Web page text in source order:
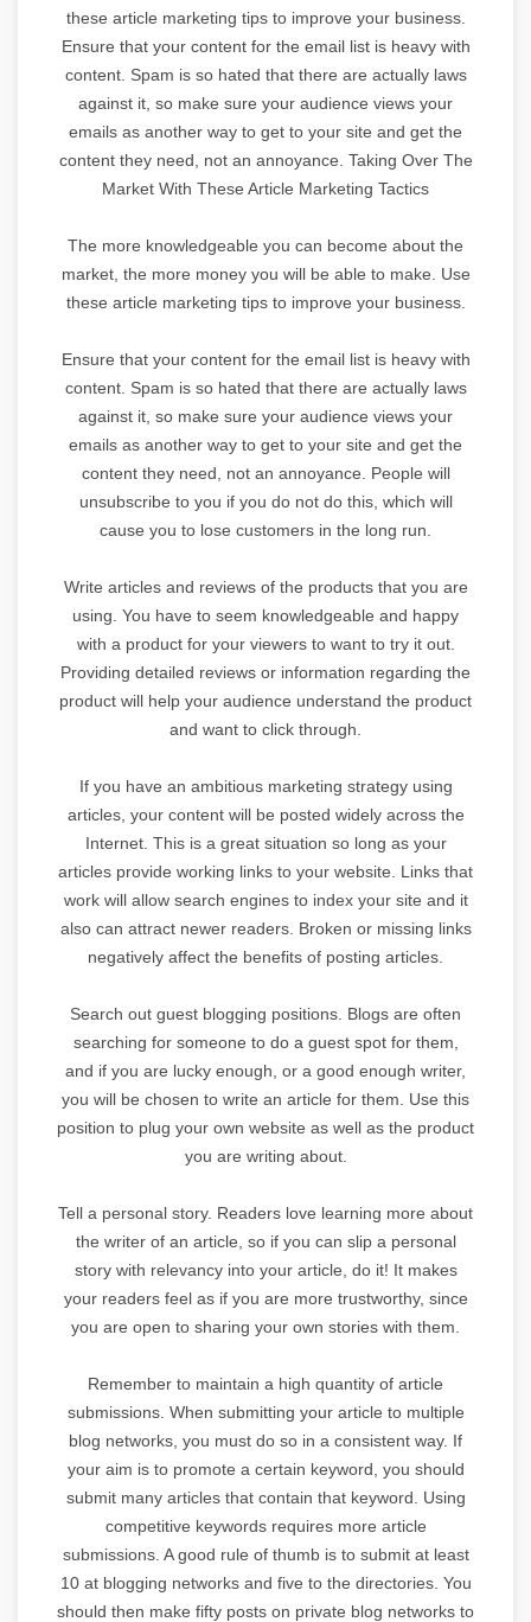
these article marketing tips to improve your business.
Ensure that your content for the email list is heavy with
content. Spam is so hated that there are actually laws
against it, so make sure your audience views your
emails as another way to get to your site and get the
content they need, not an annoyance. Taking Over The
Market With These Article Marketing Tactics
The more knowledgeable you can become about the
market, the more money you will be able to make. Use
these article marketing tips to improve your business.
Ensure that your content for the email list is heavy with
content. Spam is so hated that there are actually laws
against it, so make sure your audience views your
emails as another way to get to your site and get the
content they need, not an annoyance. People will
unsubscribe to you if you do not do this, which will
cause you to lose customers in the long run.
Write articles and reviews of the products that you are
using. You have to seem knowledgeable and happy
with a product for your viewers to want to try it out.
Providing detailed reviews or information regarding the
product will help your audience understand the product
and want to click through.
If you have an ambitious marketing strategy using
articles, your content will be posted widely across the
Internet. This is a great situation so long as your
articles provide working links to your website. Links that
work will allow search engines to index your site and it
also can attract newer readers. Broken or missing links
negatively affect the benefits of posting articles.
Search out guest blogging positions. Blogs are often
searching for someone to do a guest spot for them,
and if you are lucky enough, or a good enough writer,
you will be chosen to write an article for them. Use this
position to plug your own website as well as the product
you are writing about.
Tell a personal story. Readers love learning more about
the writer of an article, so if you can slip a personal
story with relevancy into your article, do it! It makes
your readers feel as if you are more trustworthy, since
you are open to sharing your own stories with them.
Remember to maintain a high quantity of article
submissions. When submitting your article to multiple
blog networks, you must do so in a consistent way. If
your aim is to promote a certain keyword, you should
submit many articles that contain that keyword. Using
competitive keywords requires more article
submissions. A good rule of thumb is to submit at least
10 at blogging networks and five to the directories. You
should then make fifty posts on private blog networks to